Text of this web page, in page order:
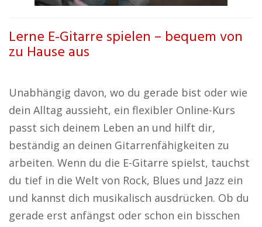
Lerne E-Gitarre spielen – bequem von
zu Hause aus
Unabhängig davon, wo du gerade bist oder wie
dein Alltag aussieht, ein flexibler Online-Kurs
passt sich deinem Leben an und hilft dir,
beständig an deinen Gitarrenfähigkeiten zu
arbeiten. Wenn du die E-Gitarre spielst, tauchst
du tief in die Welt von Rock, Blues und Jazz ein
und kannst dich musikalisch ausdrücken. Ob du
gerade erst anfängst oder schon ein bisschen